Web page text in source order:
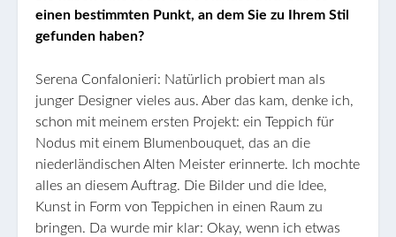
einen bestimmten Punkt, an dem Sie zu Ihrem Stil
gefunden haben?
Serena Confalonieri: Natürlich probiert man als
junger Designer vieles aus. Aber das kam, denke ich,
schon mit meinem ersten Projekt: ein Teppich für
Nodus mit einem Blumenbouquet, das an die
niederländischen Alten Meister erinnerte. Ich mochte
alles an diesem Auftrag. Die Bilder und die Idee,
Kunst in Form von Teppichen in einen Raum zu
bringen. Da wurde mir klar: Okay, wenn ich etwas